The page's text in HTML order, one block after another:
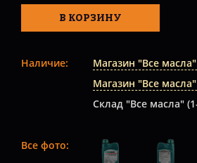
В КОРЗИНУ
Наличие: Магазин "Все
Магазин "Все
Склад "Все масла"
Все фото: